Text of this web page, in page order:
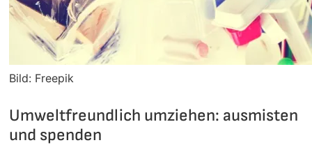
Bild: Freepik
Umweltfreundlich umziehen: ausmisten
und spenden